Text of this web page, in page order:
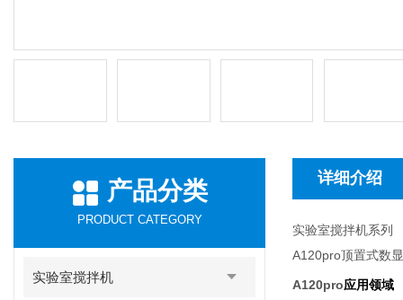
产品分类
PRODUCT CATEGORY
实验室搅拌机
详细介绍
实验室搅拌机系列
A120pro顶置式数
A120pro应用领域